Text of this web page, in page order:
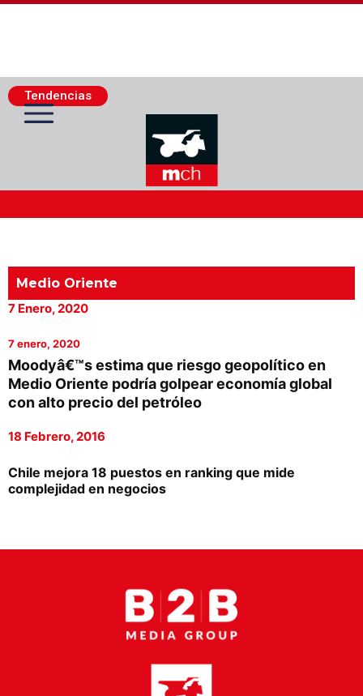
Tendencias
Actualidad Minera
Minería Superficie
Proveedores
Canal Digital
Columnas de Opinión
Designaciones
Medio Oriente
7 Enero, 2020
7 enero, 2020
Moodyâ€™s estima que riesgo geopolítico en
Medio Oriente podría golpear economía global
con alto precio del petróleo
18 Febrero, 2016
Chile mejora 18 puestos en ranking que mide
complejidad en negocios